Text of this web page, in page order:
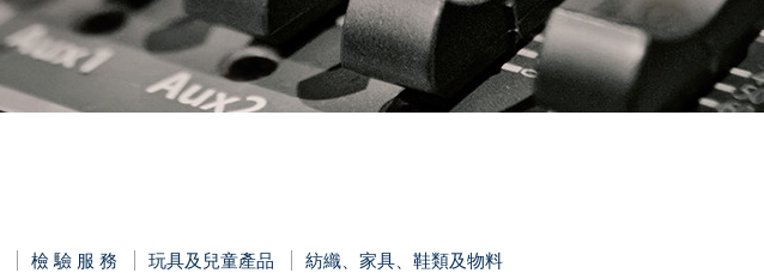
DE
檢 驗 服 務 玩具及兒童產品
紡織、家具、鞋類及物料